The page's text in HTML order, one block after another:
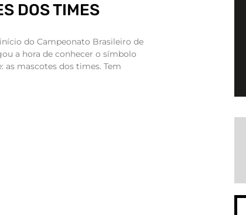
DOS TIMES
do Campeonato Brasileiro de
a hora de conhecer o símbolo
as mascotes dos times. Tem